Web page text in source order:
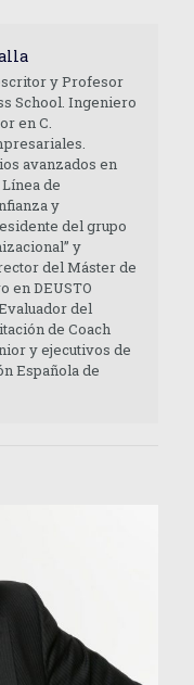
y Profesor
School. Ingeniero
en C.
avanzados en
de
y
del grupo
y
del Máster de
en DEUSTO
del
de Coach
y ejecutivos de
Española de